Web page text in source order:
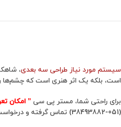
سیستم مورد نیاز طراحی سه بعدی،
است، بلکه یک اثر هنری است که چشم‌ها
برای راحتی شما، مستر پی سی ” امکان
(051-38493882) تماس گرفته و درخواست خود را مطرح نمایید.